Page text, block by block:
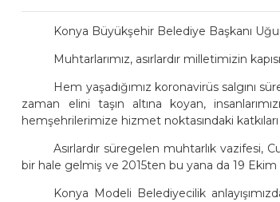
Konya Büyükşehir Belediye Başkanı
Muhtarlarımız, asırlardır milletimizin
Hem yaşadığımız koronavirüs salgını
zaman elini taşın altına koyan,
hemşehrilerimize hizmet noktasındaki
Asırlardır süregelen muhtarlık vazifesi,
bir hale gelmiş ve 2015ten bu yana da 19
Konya Modeli Belediyecilik